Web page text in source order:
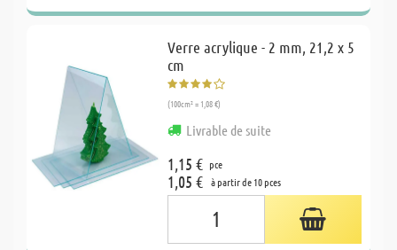
Verre acrylique - 2 mm, 21,2 x 5
cm
(100cm² = 1,08 €)
Livrable de suite
1,15 € pce
1,05 € à partir de 10 pces